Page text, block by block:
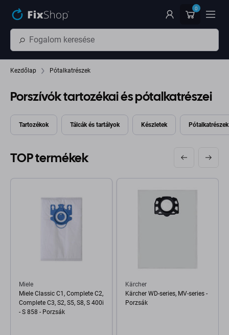
0
Kezdőlap Pótalkatrészek
Porszívók tartozékai és pótalkatrészei
Tartozékok Tálcák és tartályok Készletek Pótalkatrészek
TOP termékek
Miele
Miele Classic C1, Complete C2,
Complete C3, S2, S5, S8, S 400i
- S 858 - Porzsák
Kärcher
Kärcher WD-series, MV-series -
Porzsák